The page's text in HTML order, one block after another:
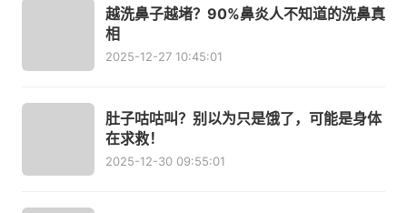
越洗鼻子越堵？90%鼻炎人不知道的洗鼻真
相
2025-12-27 10:45:01
肚子咕咕叫？别以为只是饿了，可能是身体
在求救！
2025-12-30 09:55:01